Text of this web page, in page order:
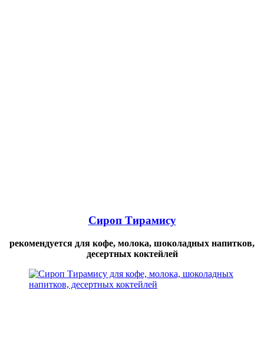
Сироп Тирамису
рекомендуется для кофе, молока, шоколадных напитков,
десертных коктейлей